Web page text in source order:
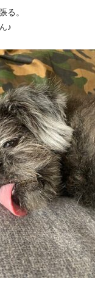
る。
♪